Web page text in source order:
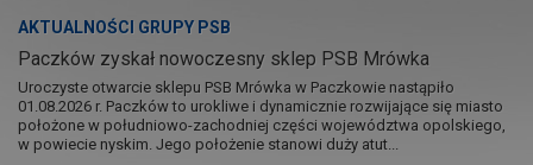
AKTUALNOŚCI GRUPY PSB
Paczków zyskał nowoczesny sklep PSB Mrówka
Uroczyste otwarcie sklepu PSB Mrówka w Paczkowie nastąpiło
01.08.2026 r. Paczków to urokliwe i dynamicznie rozwijające się miasto
położone w południowo-zachodniej części województwa opolskiego,
w powiecie nyskim. Jego położenie stanowi duży atut...